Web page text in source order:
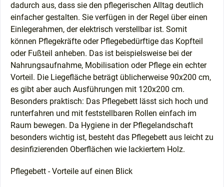
dadurch aus, dass sie den pflegerischen Alltag deutlich
einfacher gestalten. Sie verfügen in der Regel über einen
Einlegerahmen, der elektrisch verstellbar ist. Somit
können Pflegekräfte oder Pflegebedürftige das Kopfteil
oder Fußteil anheben. Das ist beispielsweise bei der
Nahrungsaufnahme, Mobilisation oder Pflege ein echter
Vorteil. Die Liegefläche beträgt üblicherweise 90x200 cm,
es gibt aber auch Ausführungen mit 120x200 cm.
Besonders praktisch: Das Pflegebett lässt sich hoch und
runterfahren und mit feststellbaren Rollen einfach im
Raum bewegen. Da Hygiene in der Pflegelandschaft
besonders wichtig ist, besteht das Pflegebett aus leicht zu
desinfizierenden Oberflächen wie lackiertem Holz.
Pflegebett - Vorteile auf einen Blick